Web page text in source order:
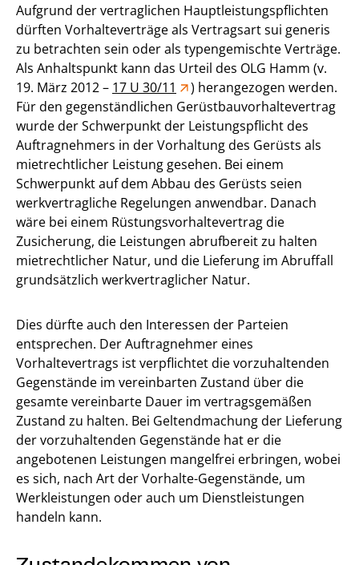
Aufgrund der vertraglichen Hauptleistungspflichten
dürften Vorhalteverträge als Vertragsart sui generis
zu betrachten sein oder als typengemischte Verträge.
Als Anhaltspunkt kann das Urteil des OLG Hamm (v.
19. März 2012 – 17 U 30/11
) herangezogen werden.
Für den gegenständlichen Gerüstbauvorhaltevertrag
wurde der Schwerpunkt der Leistungspflicht des
Auftragnehmers in der Vorhaltung des Gerüsts als
mietrechtlicher Leistung gesehen. Bei einem
Schwerpunkt auf dem Abbau des Gerüsts seien
werkvertragliche Regelungen anwendbar. Danach
wäre bei einem Rüstungsvorhaltevertrag die
Zusicherung, die Leistungen abrufbereit zu halten
mietrechtlicher Natur, und die Lieferung im Abruffall
grundsätzlich werkvertraglicher Natur.
Dies dürfte auch den Interessen der Parteien
entsprechen. Der Auftragnehmer eines
Vorhaltevertrags ist verpflichtet die vorzuhaltenden
Gegenstände im vereinbarten Zustand über die
gesamte vereinbarte Dauer im vertragsgemäßen
Zustand zu halten. Bei Geltendmachung der Lieferung
der vorzuhaltenden Gegenstände hat er die
angebotenen Leistungen mangelfrei erbringen, wobei
es sich, nach Art der Vorhalte-Gegenstände, um
Werkleistungen oder auch um Dienstleistungen
handeln kann.